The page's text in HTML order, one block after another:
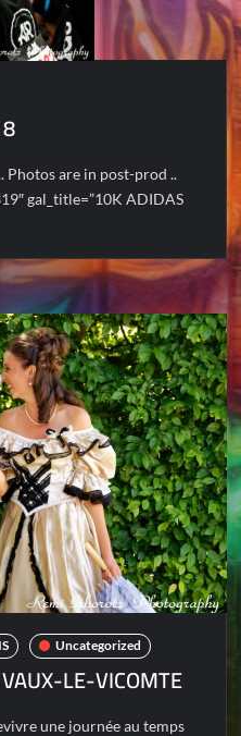
Photos are in post-prod ..
gal_title=”10K ADIDAS
Uncategorized
LE-VICOMTE
une journée au temps